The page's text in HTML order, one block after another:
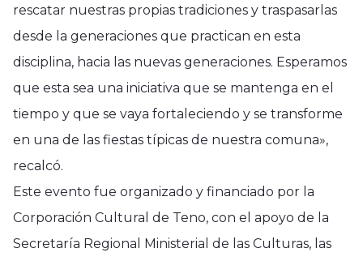
rescatar nuestras propias tradiciones y traspasarlas
desde la generaciones que practican en esta
disciplina, hacia las nuevas generaciones. Esperamos
que esta sea una iniciativa que se mantenga en el
tiempo y que se vaya fortaleciendo y se transforme
en una de las fiestas típicas de nuestra comuna»,
recalcó.
Este evento fue organizado y financiado por la
Corporación Cultural de Teno, con el apoyo de la
Secretaría Regional Ministerial de las Culturas, las